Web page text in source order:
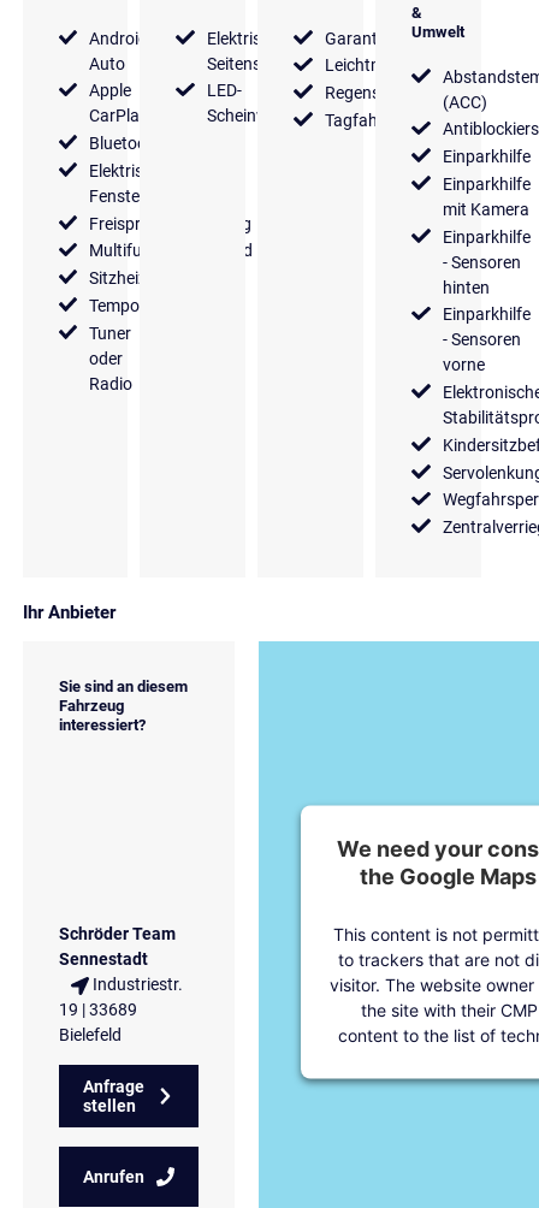
Android
Auto
Apple
CarPlay
Bluetooth
Elektrische
Fensterheber
Freisprecheinrichtung
Multifunktionslenkrad
Sitzheizung
Tempomat
Tuner
oder
Radio
Elektrische
Seitenspiegel
LED-
Scheinwerfer
Garantie
Leichtmetallfelgen
Regensensor
Tagfahrlicht
&
Umwelt
(ACC)
Einparkhilfe
Einparkhilfe
mit Kamera
Einparkhilfe
- Sensoren
hinten
Einparkhilfe
- Sensoren
vorne
Ihr Anbieter
Sie sind an diesem
Fahrzeug
interessiert?
Schröder Team
Sennestadt
Industriestr.
19 | 33689
Bielefeld
Anfrage
stellen
Anrufen
We need your
the Google
This content is not
to trackers that are not
visitor. The website
the site with their
content to the list of